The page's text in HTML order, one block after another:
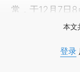
常，于12月7日8
本文
登录